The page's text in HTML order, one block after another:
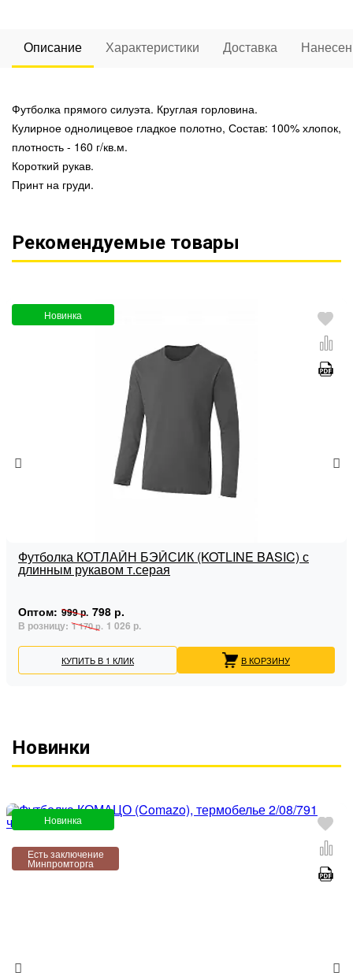
Описание Характеристики Доставка
Футболка прямого силуэта. Круглая горловина.
Кулирное однолицевое гладкое полотно, Состав: 100% хлопок,
плотность - 160 г/кв.м.
Короткий рукав.
Принт на груди.
Рекомендуемые товары
Новинка
Футболка КОТЛАЙН БЭЙСИК (KOTLINE BASIC) с
длинным рукавом т.серая
Оптом: 999 р. 798 р.
В розницу: 1 170 р. 1 026 р.
КУПИТЬ В 1 КЛИК В КОРЗИНУ
Новинки
Новинка
Есть заключение
Минпромторга